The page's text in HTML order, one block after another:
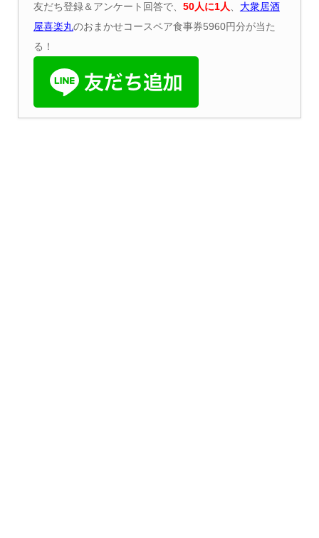
友だち登録＆アンケート回答で、 50人に1人
大衆居酒
屋喜楽丸のおまかせコースペア食事券5960円分が当た
る！